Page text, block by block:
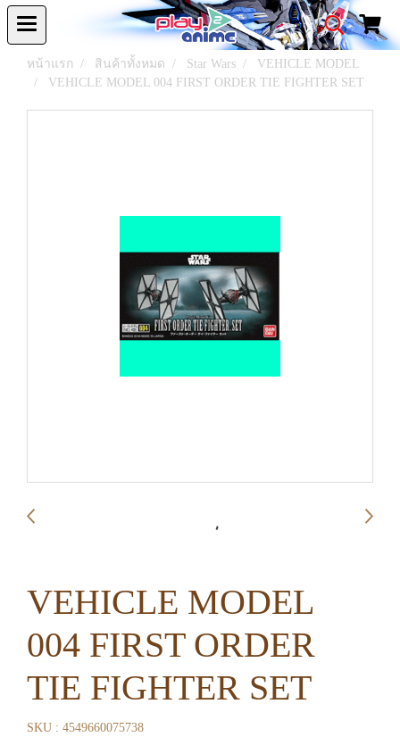
หน้าแรก สินค้าทั้งหมด Star Wars
VEHICLE MODEL
VEHICLE MODEL 004 FIRST ORDER TIE FIGHTER SET
VEHICLE MODEL
004 FIRST ORDER
TIE FIGHTER SET
SKU : 4549660075738